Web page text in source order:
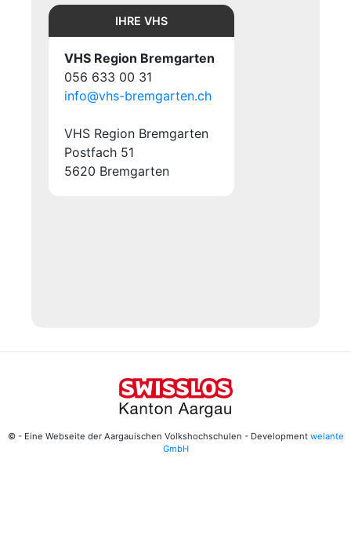
IHRE VHS
VHS Region Bremgarten
056 633 00 31
info@vhs-bremgarten.ch
VHS Region Bremgarten
Postfach 51
5620 Bremgarten
© - Eine Webseite der Aargauischen Volkshochschulen - Development welante
GmbH